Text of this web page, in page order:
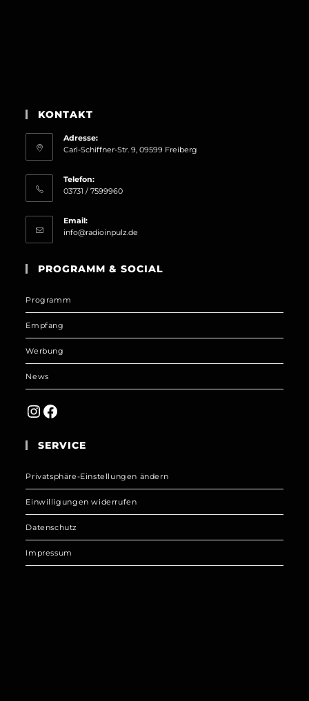
KONTAKT
Adresse:
Carl-Schiffner-Str. 9, 09599 Freiberg
Telefon:
03731 / 7599960
Email:
info@radioinpulz.de
application
PROGRAMM & SOCIAL
Programm
Empfang
Werbung
News
Instagram
Facebook
SERVICE
Privatsphäre-Einstellungen ändern
Einwilligungen widerrufen
Datenschutz
Impressum